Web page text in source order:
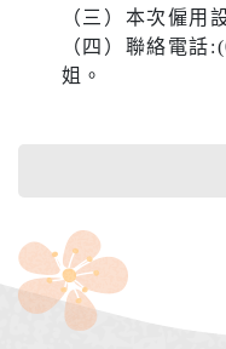
（三）本次僱用
（四）聯絡電話
姐。